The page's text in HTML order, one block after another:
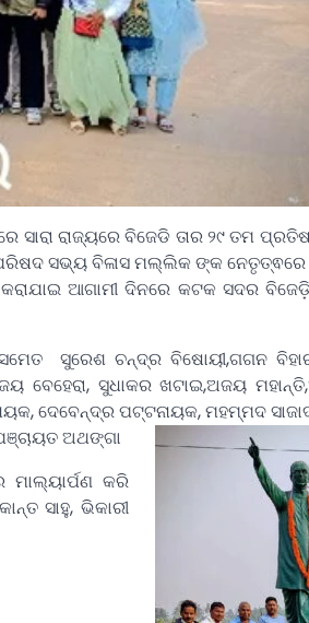
ରାଜ୍ୟରେ ବିଜେଡି ତାର ୨୯ ତମ
ପରିଷଦ ସଭ୍ୟ ବିଳାସ ମଲ୍ଲିକ ଙ୍କ
ଆଗାମୀ ଦିନରେ କଟକ ସଦର
ସୁରେଶ ଚନ୍ଦ୍ର ବିଷୋୟୀ,ଗଗନ
ବେହେରା, ସୁଧାକର ଖଟାଇ,ଅଜୟ
ଦେବେନ୍ଦ୍ର ପଟ୍ଟନାୟକ, ମହମ୍ମଦ
ଅଥଙ୍ଗା
କରି
ସାହୁ, ଭିକାରୀ